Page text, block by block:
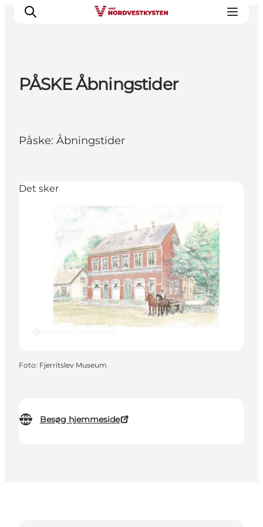
Handicapvenlig ferie
Planlæg din ferie
PÅSKE Åbningstider
Påske: Åbningstider
Besøg hjemmeside
Det sker
Foto: Fjerritslev Museum